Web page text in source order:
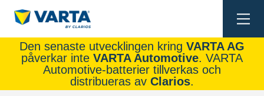
Den senaste utvecklingen kring VARTA AG
påverkar inte VARTA Automotive. VARTA
Automotive-batterier tillverkas och
distribueras av Clarios.